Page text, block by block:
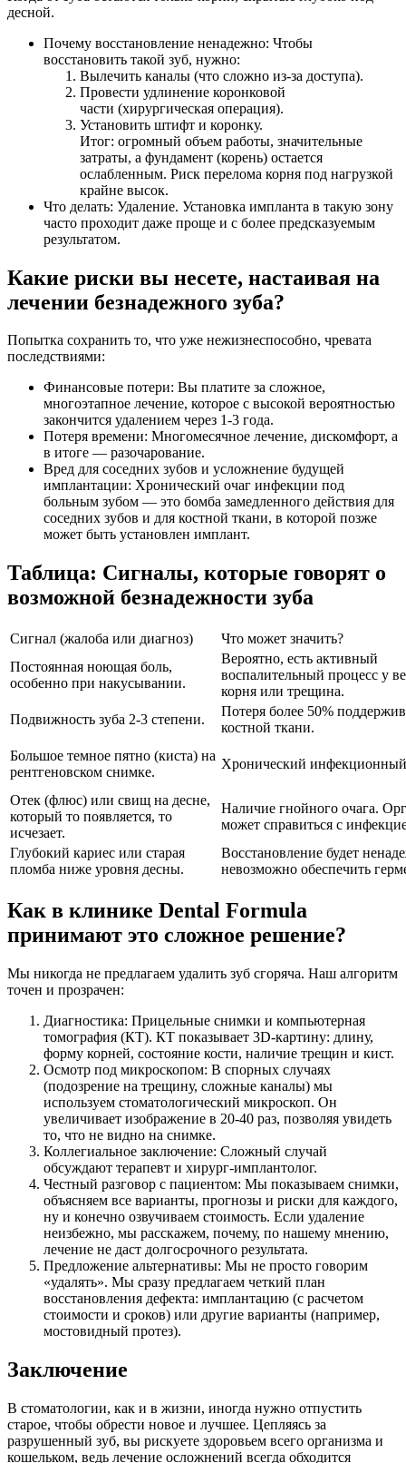
десной.
Почему восстановление ненадежно: Чтобы
восстановить такой зуб, нужно:
Вылечить каналы (что сложно из-за доступа).
Провести удлинение коронковой
части (хирургическая операция).
Установить штифт и коронку.
Итог: огромный объем работы, значительные
затраты, а фундамент (корень) остается
ослабленным. Риск перелома корня под нагрузкой
крайне высок.
Что делать: Удаление. Установка импланта в такую зону
часто проходит даже проще и с более предсказуемым
результатом.
Какие риски вы несете, настаивая на
лечении безнадежного зуба?
Попытка сохранить то, что уже нежизнеспособно, чревата
последствиями:
Финансовые потери: Вы платите за сложное,
многоэтапное лечение, которое с высокой вероятностью
закончится удалением через 1-3 года.
Потеря времени: Многомесячное лечение, дискомфорт, а
в итоге — разочарование.
Вред для соседних зубов и усложнение будущей
имплантации: Хронический очаг инфекции под
больным зубом — это бомба замедленного действия для
соседних зубов и для костной ткани, в которой позже
может быть установлен имплант.
Таблица: Сигналы, которые говорят о
возможной безнадежности зуба
Сигнал (жалоба или диагноз)
Что может значить?
Постоянная ноющая боль,
особенно при накусывании.
Вероятно, есть активный
воспалительный процесс у
корня или трещина.
Подвижность зуба 2-3 степени.
Потеря более 50%
костной ткани.
Большое темное пятно (киста) на
рентгеновском снимке.
Хронический
Отек (флюс) или свищ на десне,
который то появляется, то
исчезает.
Наличие гнойного очага.
может справиться с
Глубокий кариес или старая
пломба ниже уровня десны.
Восстановление будет
невозможно обеспечить
Как в клинике Dental Formula
принимают это сложное решение?
Мы никогда не предлагаем удалить зуб сгоряча. Наш алгоритм
точен и прозрачен:
Диагностика: Прицельные снимки и компьютерная
томография (КТ). КТ показывает 3D-картину: длину,
форму корней, состояние кости, наличие трещин и кист.
Осмотр под микроскопом: В спорных случаях
(подозрение на трещину, сложные каналы) мы
используем стоматологический микроскоп. Он
увеличивает изображение в 20-40 раз, позволяя увидеть
то, что не видно на снимке.
Коллегиальное заключение: Сложный случай
обсуждают терапевт и хирург-имплантолог.
Честный разговор с пациентом: Мы показываем снимки,
объясняем все варианты, прогнозы и риски для каждого,
ну и конечно озвучиваем стоимость. Если удаление
неизбежно, мы расскажем, почему, по нашему мнению,
лечение не даст долгосрочного результата.
Предложение альтернативы: Мы не просто говорим
«удалять». Мы сразу предлагаем четкий план
восстановления дефекта: имплантацию (с расчетом
стоимости и сроков) или другие варианты (например,
мостовидный протез).
Заключение
В стоматологии, как и в жизни, иногда нужно отпустить
старое, чтобы обрести новое и лучшее. Цепляясь за
разрушенный зуб, вы рискуете здоровьем всего организма и
кошельком, ведь лечение осложнений всегда обходится